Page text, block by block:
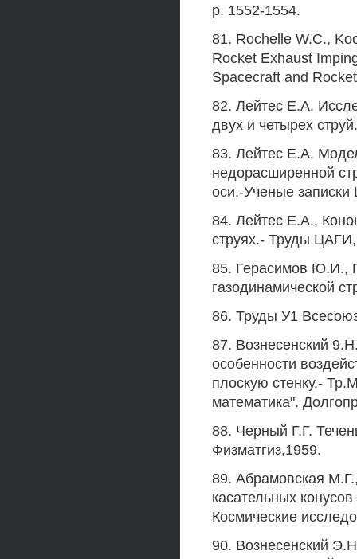
p. 1552-1554.
81. Rochelle W.C.,
Rocket Exhaust
Spacecraft and
82. Лейтес E.A.
двух и четырех
83. Лейтес Е.А.
недорасширенной
оси.-Ученые
84. Лейтес Е.А.,
струях.- Труды
85. Герасимов Ю.И.,
газодинамической
86. Труды У1
87. Вознесенский
особенности
плоскую стенку.-
математика".
88. Черный Г.Г.
Физматгиз,1959.
89. Абрамовская
касательных
Космические
90. Вознесенский